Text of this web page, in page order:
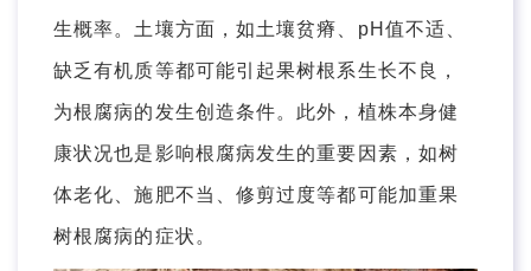
生概率。土壤方面，如土壤贫瘠、pH值不适、
缺乏有机质等都可能引起果树根系生长不良，
为根腐病的发生创造条件。此外，植株本身健
康状况也是影响根腐病发生的重要因素，如树
体老化、施肥不当、修剪过度等都可能加重果
树根腐病的症状。